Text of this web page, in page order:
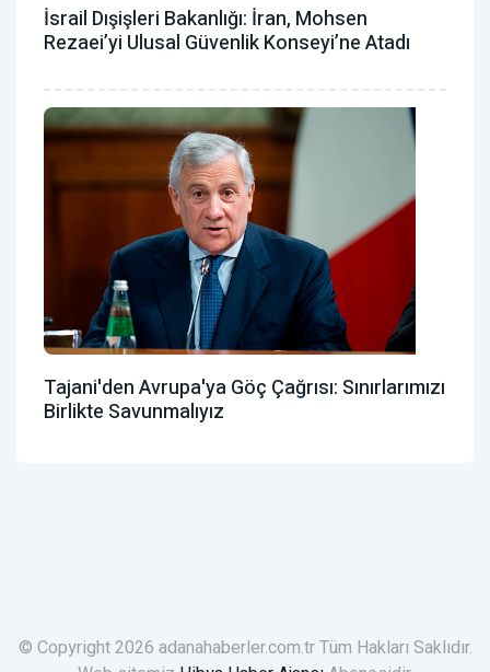
İsrail Dışişleri Bakanlığı: İran, Mohsen
Rezaei’yi Ulusal Güvenlik Konseyi’ne Atadı
Tajani'den Avrupa'ya Göç Çağrısı: Sınırlarımızı
Birlikte Savunmalıyız
© Copyright 2026 adanahaberler.com.tr Tüm Hakları Saklıdır.